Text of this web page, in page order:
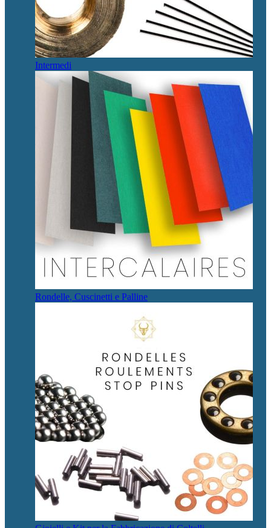
Intermedi
Rondelle, Cuscinetti e Palline